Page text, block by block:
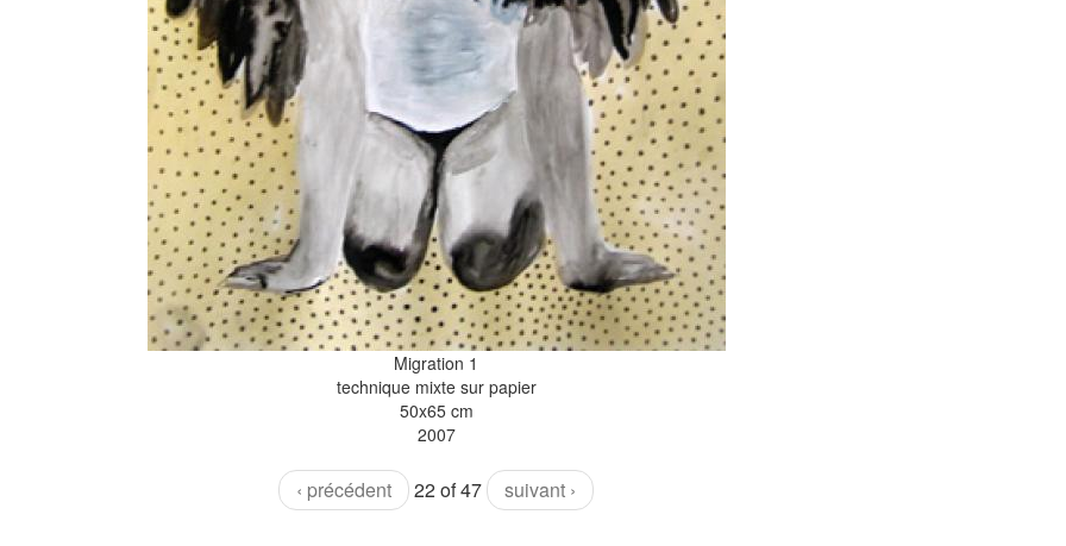
Migration 1
technique mixte sur papier
50x65 cm
2007
‹ précédent 22 of 47 suivant ›